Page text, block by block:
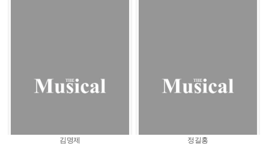
김명제 정길홍